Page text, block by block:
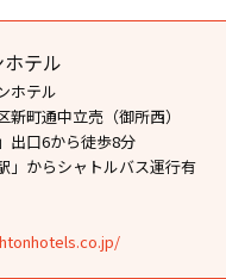
テル
ホテル
町通中立売（御所西）
出口6から徒歩8分
」からシャトルバス運行有